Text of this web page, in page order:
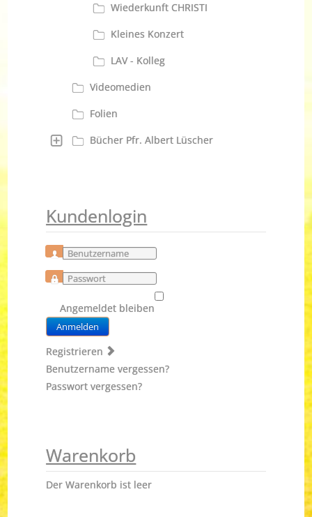
Wiederkunft CHRISTI
Kleines Konzert
LAV - Kolleg
Videomedien
Folien
Bücher Pfr. Albert Lüscher
Kundenlogin
Benutzername
Passwort
Angemeldet bleiben
Anmelden
Registrieren
Benutzername vergessen?
Passwort vergessen?
Warenkorb
Der Warenkorb ist leer